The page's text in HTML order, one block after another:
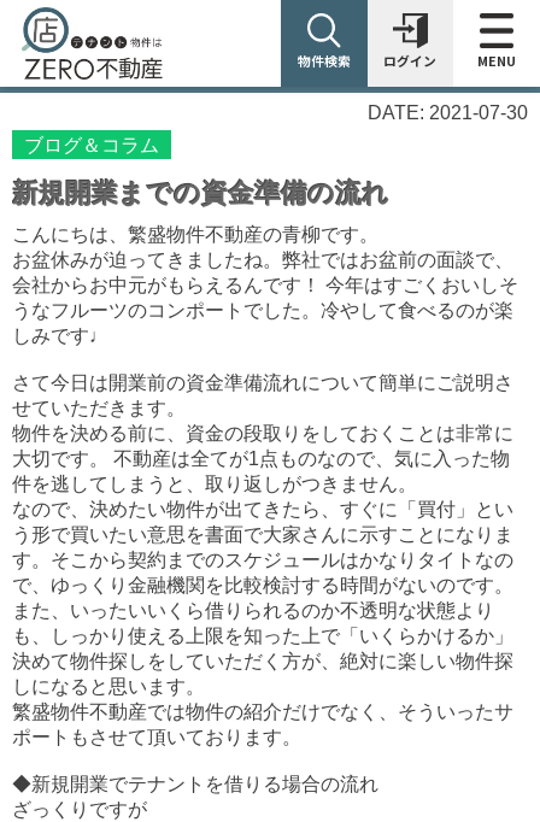
物件検索 ログイン MENU
DATE: 2021-07-30
ブログ＆コラム
新規開業までの資金準備の流れ
こんにちは、繁盛物件不動産の青柳です。
お盆休みが迫ってきましたね。弊社ではお盆前の面談で、
会社からお中元がもらえるんです！ 今年はすごくおいしそ
うなフルーツのコンポートでした。冷やして食べるのが楽
しみです♩
さて今日は開業前の資金準備流れについて簡単にご説明さ
せていただきます。
物件を決める前に、資金の段取りをしておくことは非常に
大切です。 不動産は全てが1点ものなので、気に入った物
件を逃してしまうと、取り返しがつきません。
なので、決めたい物件が出てきたら、すぐに「買付」とい
う形で買いたい意思を書面で大家さんに示すことになりま
す。そこから契約までのスケジュールはかなりタイトなの
で、ゆっくり金融機関を比較検討する時間がないのです。
また、いったいいくら借りられるのか不透明な状態より
も、しっかり使える上限を知った上で「いくらかけるか」
決めて物件探しをしていただく方が、絶対に楽しい物件探
しになると思います。
繁盛物件不動産では物件の紹介だけでなく、そういったサ
ポートもさせて頂いております。
◆新規開業でテナントを借りる場合の流れ
ざっくりですが